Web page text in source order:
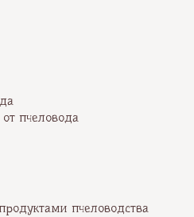
пчеловода
пчеловодства